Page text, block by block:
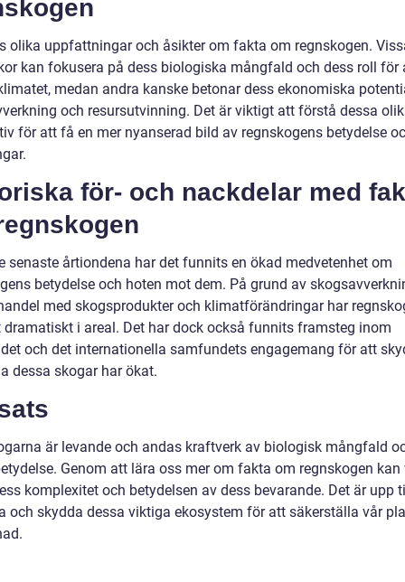
olika uppfattningar och åsikter om fakta om regnskogen.
kan fokusera på dess biologiska mångfald och dess roll för
medan andra kanske betonar dess ekonomiska
och resursutvinning. Det är viktigt att förstå dessa
för att få en mer nyanserad bild av regnskogens betydelse
för- och nackdelar med
senaste årtiondena har det funnits en ökad medvetenhet om
betydelse och hoten mot dem. På grund av
med skogsprodukter och klimatförändringar har
i areal. Det har dock också funnits framsteg inom
och det internationella samfundets engagemang för att
dessa skogar har ökat.
är levande och andas kraftverk av biologisk mångfald
Genom att lära oss mer om fakta om regnskogen kan
komplexitet och betydelsen av dess bevarande. Det är upp
och skydda dessa viktiga ekosystem för att säkerställa vår